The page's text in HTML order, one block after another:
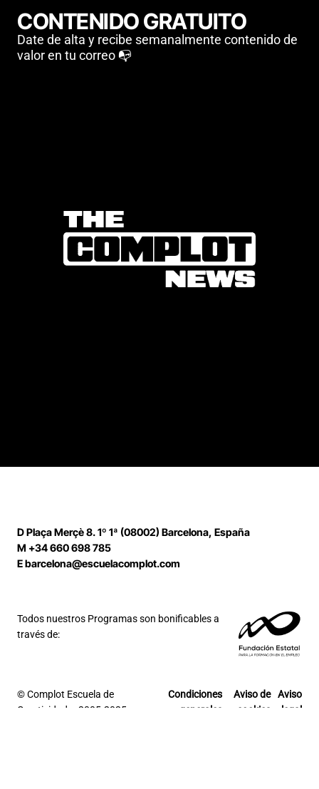
CONTENIDO GRATUITO
Date de alta y recibe semanalmente contenido de
valor en tu correo 📭
DPlaça Merçè 8. 1º 1ª (08002) Barcelona, España
M +34 660 698 785
Ebarcelona@escuelacomplot.com
Todos nuestros Programas son bonificables a
través de:
© Complot Escuela de
Creatividad – 2005-2025
Condiciones
generales
Aviso de
cookies
Aviso
legal